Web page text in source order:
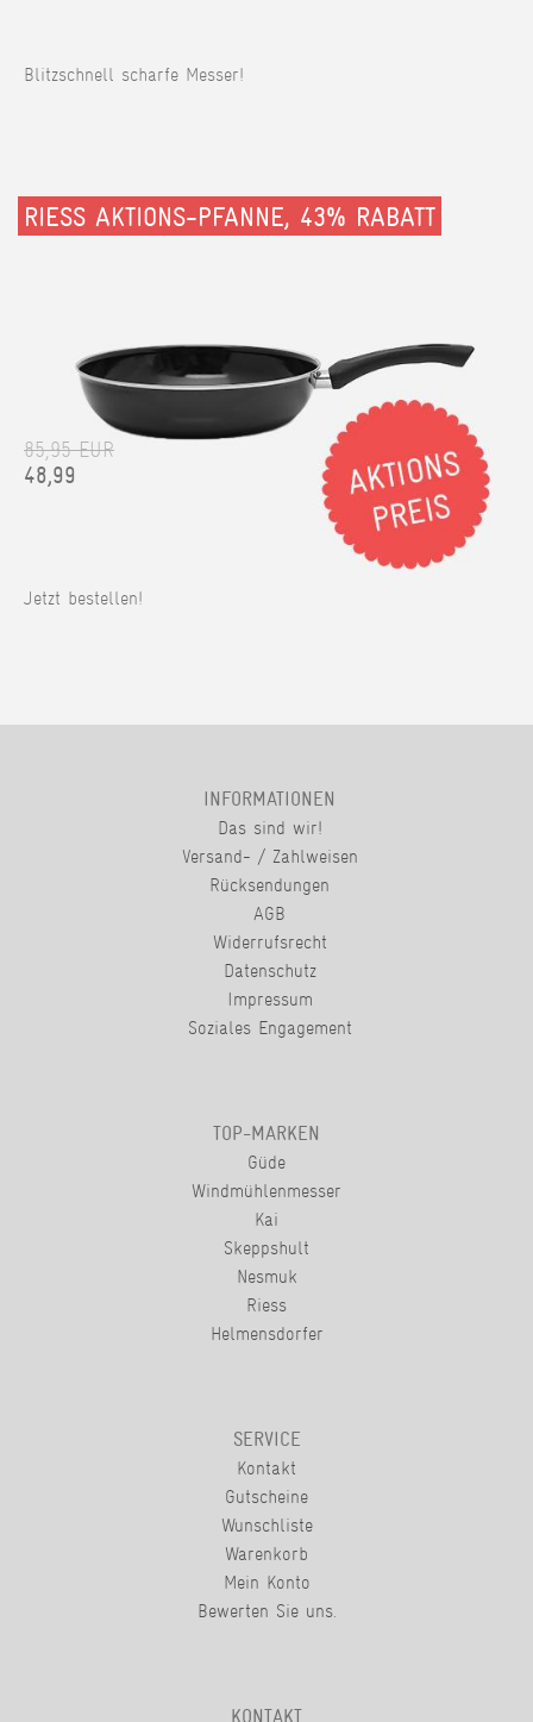
Blitzschnell scharfe Messer!
RIESS AKTIONS-PFANNE, 43% RABATT
85,95 EUR
48,99
Jetzt bestellen!
INFORMATIONEN
Das sind wir!
Versand- / Zahlweisen
Rücksendungen
AGB
Widerrufsrecht
Datenschutz
Impressum
Soziales Engagement
TOP-MARKEN
Güde
Windmühlenmesser
Kai
Skeppshult
Nesmuk
Riess
Helmensdorfer
SERVICE
Kontakt
Gutscheine
Wunschliste
Warenkorb
Mein Konto
Bewerten Sie uns.
KONTAKT